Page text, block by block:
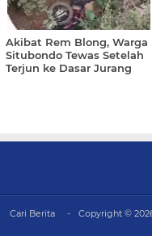
Akibat Rem Blong, Warga
Situbondo Tewas Setelah
Terjun ke Dasar Jurang
Cari Berita Copyright ©